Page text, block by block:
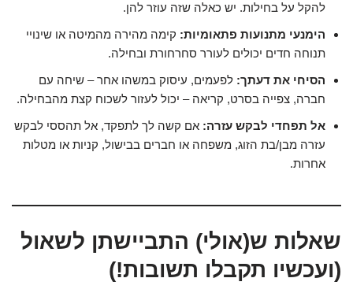
להקל על בחילות. יש כאלה שזה עוזר להן.
הימנעי מתנועות פתאומיות: קימה מהירה מהמיטה או שינויי
תנוחה חדים יכולים לעורר סחרחורת ובחילה.
הסיחי את דעתך: לפעמים, עיסוק במשהו אחר – שיחה עם
חברה, צפייה בסרט, קריאה – יכול לעזור לשכוח קצת מהבחילה.
אל תפחדי לבקש עזרה: אם קשה לך לתפקד, אל תהססי לבקש
עזרה מבן/בת הזוג, משפחה או חברים בבישול, קניות או מטלות
אחרות.
שאלות ש(אולי) התביישתן לשאול
(ועכשיו תקבלו תשובות!)